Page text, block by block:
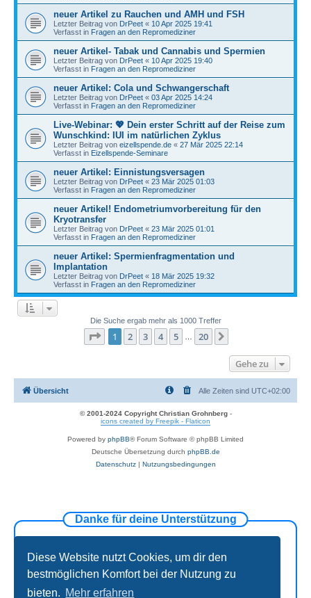
Diese Website nutzt Cookies, um dir den
bestmöglichen Komfort bei der Nutzung zu
bieten. Mehr erfahren
neuer Artikel zu Rauchen und AMH und FSH
Letzter Beitrag von DrPeet « 10 Apr 2025 19:41
Verfasst in Fragen an den Repromediziner
neuer Artikel- Tabak und Cannabis und Spermien
Letzter Beitrag von DrPeet « 10 Apr 2025 19:40
Verfasst in Fragen an den Repromediziner
neuer Artikel: Cola und Schwangerschaft
Letzter Beitrag von DrPeet « 03 Apr 2025 14:24
Verfasst in Fragen an den Repromediziner
Live-Webinar: 💖 Dein erster Schritt auf der Reise zum
Wunschkind: IUI im natürlichen Zyklus
Letzter Beitrag von eizellspende.de « 27 Mär 2025 22:14
Verfasst in Eizellspende-Seminare
neuer Artikel: Einnistungsversagen
Letzter Beitrag von DrPeet « 23 Mär 2025 01:03
Verfasst in Fragen an den Repromediziner
neuer Artikel! Endometriumvorbereitung für den
Kryotransfer
Letzter Beitrag von DrPeet « 23 Mär 2025 01:01
Verfasst in Fragen an den Repromediziner
neuer Artikel: Spermienfragmentation und
Implantation
Letzter Beitrag von DrPeet « 18 Mär 2025 19:32
Verfasst in Fragen an den Repromediziner
Die Suche ergab mehr als 1000 Treffer
Seite 1von 20
1 2 3 4 5 20
Gehe zu
Übersicht Alle Zeiten sind UTC+02:00
© 2001-2024 Copyright Christian Grohnberg-
icons created by Freepik - Flaticon
Powered by phpBB® Forum Software © phpBB Limited
Deutsche Übersetzung durch phpBB.de
Datenschutz| Nutzungsbedingungen
Danke für deine Unterstützung